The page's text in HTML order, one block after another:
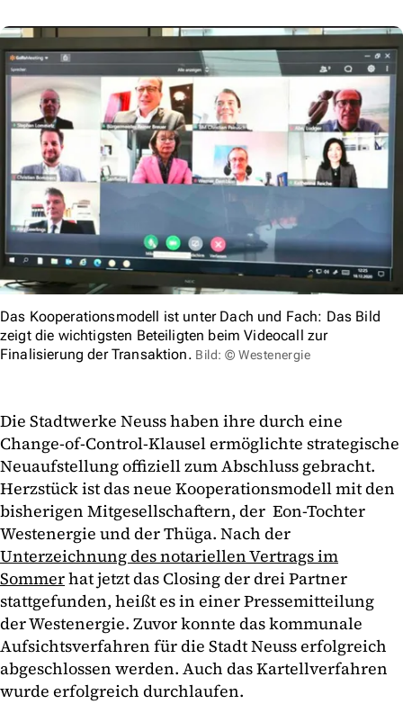
Das Kooperationsmodell ist unter Dach und Fach: Das Bild
zeigt die wichtigsten Beteiligten beim Videocall zur
Finalisierung der Transaktion. Bild: © Westenergie
Die Stadtwerke Neuss haben ihre durch eine
Change-of-Control-Klausel ermöglichte strategische
Neuaufstellung offiziell zum Abschluss gebracht.
Herzstück ist das neue Kooperationsmodell mit den
bisherigen Mitgesellschaftern, der Eon-Tochter
Westenergie und der Thüga. Nach der
Unterzeichnung des notariellen Vertrags im
Sommerhat jetzt das Closing der drei Partner
stattgefunden, heißt es in einer Pressemitteilung
der Westenergie. Zuvor konnte das kommunale
Aufsichtsverfahren für die Stadt Neuss erfolgreich
abgeschlossen werden. Auch das Kartellverfahren
wurde erfolgreich durchlaufen.